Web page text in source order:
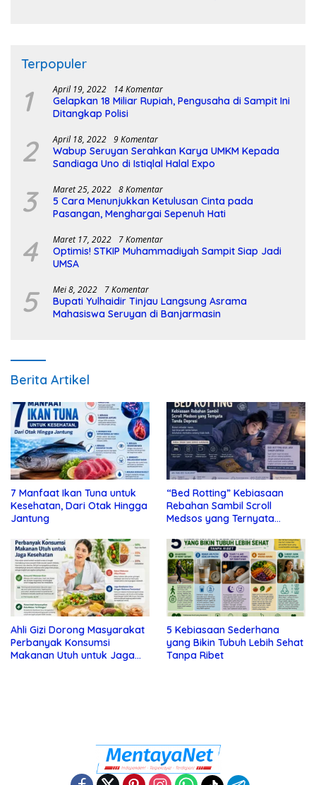
Terpopuler
1 April 19, 2022 14 Komentar
Gelapkan 18 Miliar Rupiah, Pengusaha di Sampit Ini
Ditangkap Polisi
2 April 18, 2022 9 Komentar
Wabup Seruyan Serahkan Karya UMKM Kepada
Sandiaga Uno di Istiqlal Halal Expo
3 Maret 25, 2022 8 Komentar
5 Cara Menunjukkan Ketulusan Cinta pada
Pasangan, Menghargai Sepenuh Hati
4 Maret 17, 2022 7 Komentar
Optimis! STKIP Muhammadiyah Sampit Siap Jadi
UMSA
5 Mei 8, 2022 7 Komentar
Bupati Yulhaidir Tinjau Langsung Asrama
Mahasiswa Seruyan di Banjarmasin
Berita Artikel
7 Manfaat Ikan Tuna untuk
Kesehatan, Dari Otak Hingga
Jantung
“Bed Rotting” Kebiasaan
Rebahan Sambil Scroll
Medsos yang Ternyata
Ahli Gizi Dorong Masyarakat
Perbanyak Konsumsi
Makanan Utuh untuk Jaga
5 Kebiasaan Sederhana
yang Bikin Tubuh Lebih Sehat
Tanpa Ribet